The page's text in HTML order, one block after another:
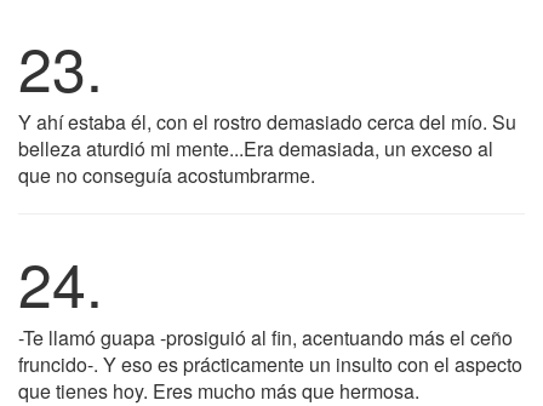
23.
Y ahí estaba él, con el rostro demasiado cerca del mío. Su
belleza aturdió mi mente...Era demasiada, un exceso al
que no conseguía acostumbrarme.
24.
-Te llamó guapa -prosiguió al fin, acentuando más el ceño
fruncido-. Y eso es prácticamente un insulto con el aspecto
que tienes hoy. Eres mucho más que hermosa.